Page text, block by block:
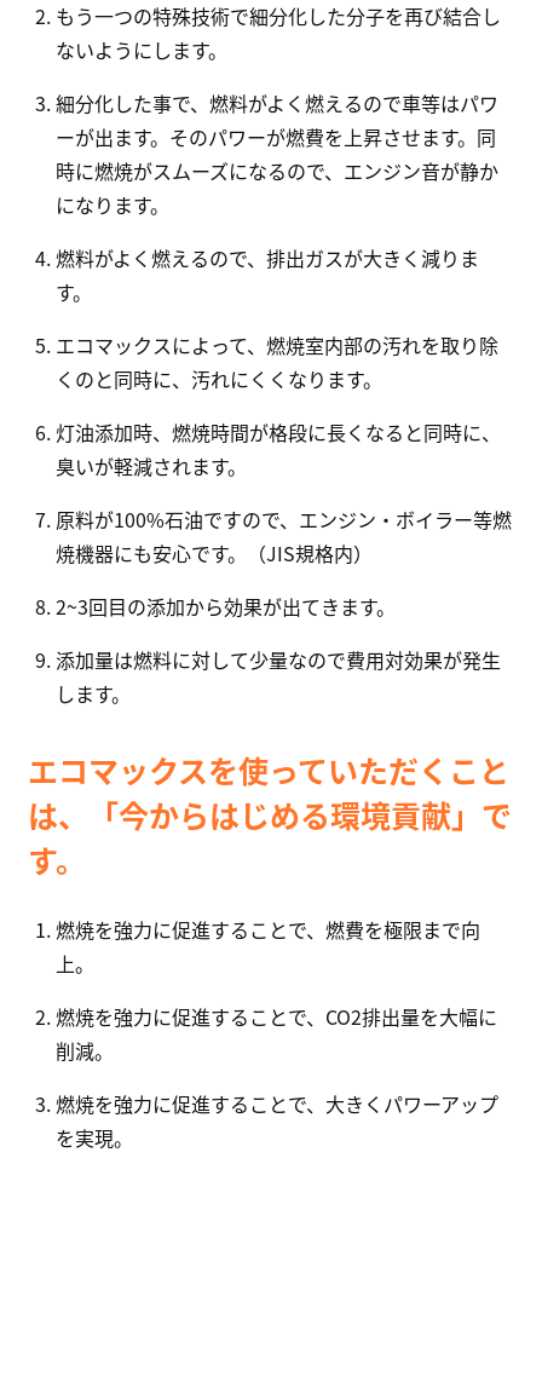
もう一つの特殊技術で細分化した分子を再び結合し
ないようにします。
細分化した事で、燃料がよく燃えるので車等はパワ
ーが出ます。そのパワーが燃費を上昇させます。同
時に燃焼がスムーズになるので、エンジン音が静か
になります。
燃料がよく燃えるので、排出ガスが大きく減りま
す。
エコマックスによって、燃焼室内部の汚れを取り除
くのと同時に、汚れにくくなります。
灯油添加時、燃焼時間が格段に長くなると同時に、
臭いが軽減されます。
原料が100%石油ですので、エンジン・ボイラー等燃
焼機器にも安心です。（JIS規格内）
2~3回目の添加から効果が出てきます。
添加量は燃料に対して少量なので費用対効果が発生
します。
エコマックスを使っていただくこと
は、
「今からはじめる環境貢献」で
す。
燃焼を強力に促進することで、燃費を極限まで向
上。
燃焼を強力に促進することで、CO2排出量を大幅に
削減。
燃焼を強力に促進することで、大きくパワーアップ
を実現。